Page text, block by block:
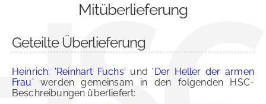
Mitüberlieferung
Geteilte Überlieferung
Heinrich: 'Reinhart Fuchs' und 'Der Heller der armen
Frau' werden gemeinsam in den folgenden HSC-
Beschreibungen überliefert: